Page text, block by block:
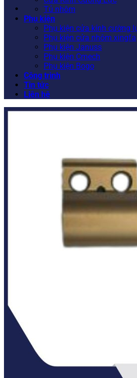
Tủ nhôm
Phụ kiện
Phụ kiện cửa kính cường
Phụ kiện cửa nhôm xingfa
Phụ kiện Januss
Phụ kiện Cmech
Phụ kiện Bogo
Công trình
Tin tức
Liên hệ